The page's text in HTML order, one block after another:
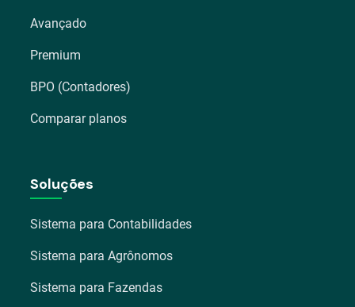
Avançado
Premium
BPO (Contadores)
Comparar planos
Soluções
Sistema para Contabilidades
Sistema para Agrônomos
Sistema para Fazendas